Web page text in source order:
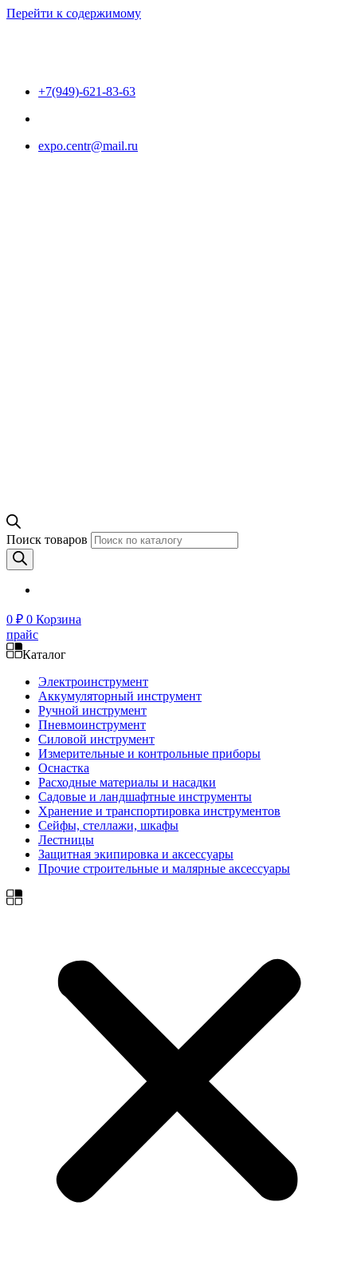
Перейти к содержимому
+7(949)-621-83-63
expo.centr@mail.ru
Поиск товаров
0 ₽ 0 Корзина
прайс
Каталог
Электроинструмент
Аккумуляторный инструмент
Ручной инструмент
Пневмоинструмент
Силовой инструмент
Измерительные и контрольные приборы
Оснастка
Расходные материалы и насадки
Садовые и ландшафтные инструменты
Хранение и транспортировка инструментов
Сейфы, стеллажи, шкафы
Лестницы
Защитная экипировка и аксессуары
Прочие строительные и малярные аксессуары